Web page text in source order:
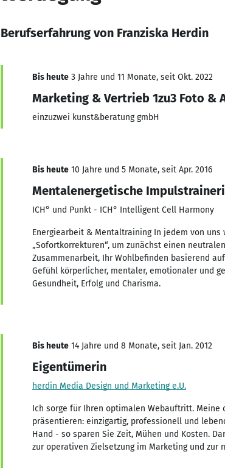
Berufserfahrung von Franziska Herdin
Bis heute 3 Jahre und 11 Monate, seit Okt. 2022
Marketing & Vertrieb 1zu3 Foto &
einzuzwei kunst&beratung gmbH
Bis heute 10 Jahre und 5 Monate, seit Apr. 2016
Mentalenergetische
ICH° und Punkt - ICH° Intelligent Cell Harmony
Energiearbeit & Mentaltraining In jedem von
„Sofortkorrekturen“, um zunächst einen
Zusammenarbeit, Ihr Wohlbefinden basierend
Gefühl körperlicher, mentaler, emotionaler und
Gesundheit, Erfolg und Charisma.
Bis heute 14 Jahre und 8 Monate, seit Jan. 2012
Eigentümerin
herdin Media Design und Marketing e.U.
Ich sorge für Ihren optimalen Webauftritt.
präsentieren: einzigartig, professionell und
Hand - so sparen Sie Zeit, Mühen und Kosten.
zur operativen Zielsetzung im Marketing und zur